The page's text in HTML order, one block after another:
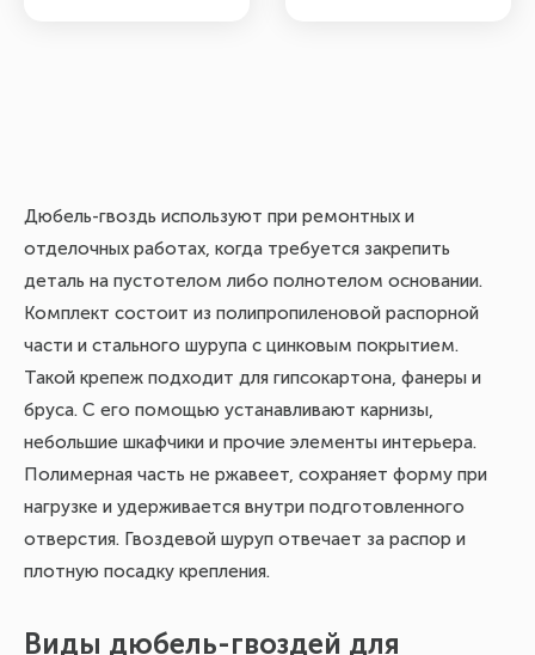
Дюбель-гвоздь используют при ремонтных и
отделочных работах, когда требуется закрепить
деталь на пустотелом либо полнотелом основании.
Комплект состоит из полипропиленовой распорной
части и стального шурупа с цинковым покрытием.
Такой крепеж подходит для гипсокартона, фанеры и
бруса. С его помощью устанавливают карнизы,
небольшие шкафчики и прочие элементы интерьера.
Полимерная часть не ржавеет, сохраняет форму при
нагрузке и удерживается внутри подготовленного
отверстия. Гвоздевой шуруп отвечает за распор и
плотную посадку крепления.
Виды дюбель-гвоздей для